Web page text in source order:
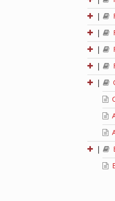
|
|
|
|
|
|